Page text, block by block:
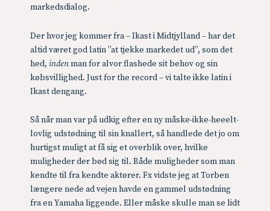
markedsdialog.
Der hvor jeg kommer fra – Ikast i Midtjylland – har det
altid været god latin ”at tjekke markedet ud”, som det
hed, indenman for alvor flashede sit behov og sin
købsvillighed. Just for the record – vi talte ikke latin i
Ikast dengang.
Så når man var på udkig efter en ny måske-ikke-heeelt-
lovlig udstødning til sin knallert, så handlede det jo om
hurtigst muligt at få sig et overblik over, hvilke
muligheder der bød sig til. Både muligheder som man
kendte til fra kendte aktører. Fx vidste jeg at Torben
længere nede ad vejen havde en gammel udstødning
fra en Yamaha liggende. Eller måske skulle man se lidt